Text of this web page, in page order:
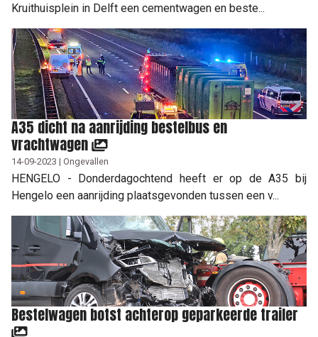
Kruithuisplein in Delft een cementwagen en beste...
A35 dicht na aanrijding bestelbus en
vrachtwagen
14-09-2023 | Ongevallen
HENGELO - Donderdagochtend heeft er op de A35 bij
Hengelo een aanrijding plaatsgevonden tussen een v...
Bestelwagen botst achterop geparkeerde trailer